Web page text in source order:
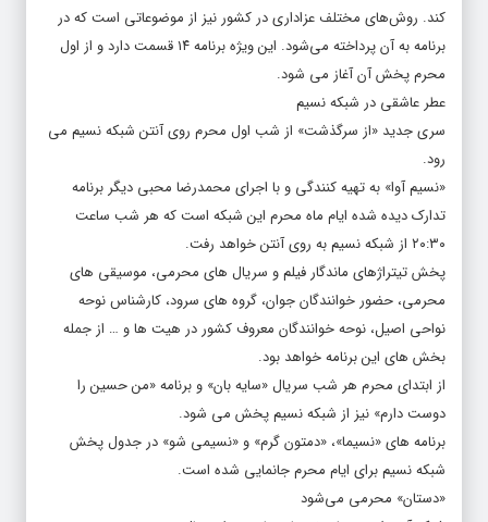
کند. روش‌های مختلف عزاداری در کشور نیز از موضوعاتی است که در
برنامه به آن پرداخته می‌شود. این ویژه برنامه ۱۴ قسمت دارد و از اول
محرم پخش آن آغاز می شود.
عطر عاشقی در شبکه نسیم
سری جدید «از سرگذشت» از شب اول محرم روی آنتن شبکه نسیم می
رود.
«نسیم آوا» به تهیه کنندگی و با اجرای محمدرضا محبی دیگر برنامه
تدارک دیده شده ایام ماه محرم این شبکه است که هر شب ساعت
۲۰:۳۰ از شبکه نسیم به روی آنتن خواهد رفت.
پخش تیتراژهای ماندگار فیلم و سریال های محرمی، موسیقی های
محرمی، حضور خوانندگان جوان، گروه های سرود، کارشناس نوحه
نواحی اصیل، نوحه خوانندگان معروف کشور در هیت ها و … از جمله
بخش های این برنامه خواهد بود.
از ابتدای محرم هر شب سریال «سایه بان» و برنامه «من حسین را
دوست دارم» نیز از شبکه نسیم پخش می شود.
برنامه های «نسیما»، «دمتون گرم» و «نسیمی شو» در جدول پخش
شبکه نسیم برای ایام محرم جانمایی شده است.
«دستان» محرمی می‌شود